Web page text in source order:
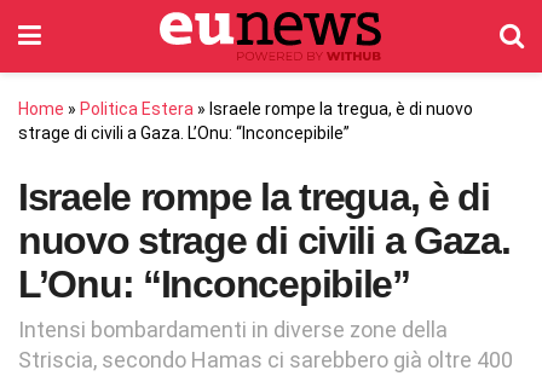
Home » Politica Estera » Israele rompe la tregua, è di nuovo
strage di civili a Gaza. L’Onu: “Inconcepibile”
Israele rompe la tregua, è di
nuovo strage di civili a Gaza.
L’Onu: “Inconcepibile”
Intensi bombardamenti in diverse zone della
Striscia, secondo Hamas ci sarebbero già oltre 400